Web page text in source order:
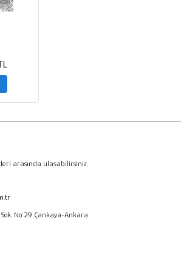
arasında ulaşabilirsiniz.
No:29 Çankaya-Ankara